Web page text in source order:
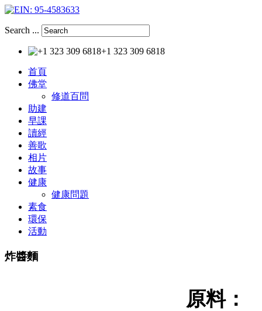
Search ...
+1 323 309 6818
首頁
佛堂
修道百問
助建
早課
讀經
善歌
相片
故事
健康
健康問題
素食
環保
活動
炸醬麵
原料：